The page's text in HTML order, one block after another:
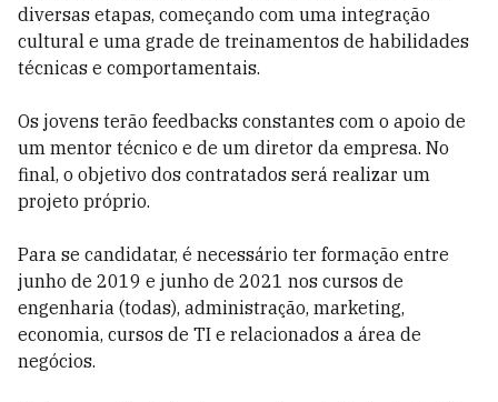
diversas etapas, começando com uma integração
cultural e uma grade de treinamentos de habilidades
técnicas e comportamentais.
Os jovens terão feedbacks constantes com o apoio de
um mentor técnico e de um diretor da empresa. No
final, o objetivo dos contratados será realizar um
projeto próprio.
Para se candidatar, é necessário ter formação entre
junho de 2019 e junho de 2021 nos cursos de
engenharia (todas), administração, marketing,
economia, cursos de TI e relacionados a área de
negócios.